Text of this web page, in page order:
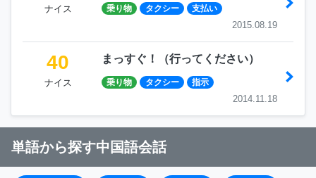
ナイス 乗り物 タクシー 支払い
2015.08.19
40
ナイス
まっすぐ！（行ってください）
乗り物 タクシー 指示
2014.11.18
単語から探す中国語会話